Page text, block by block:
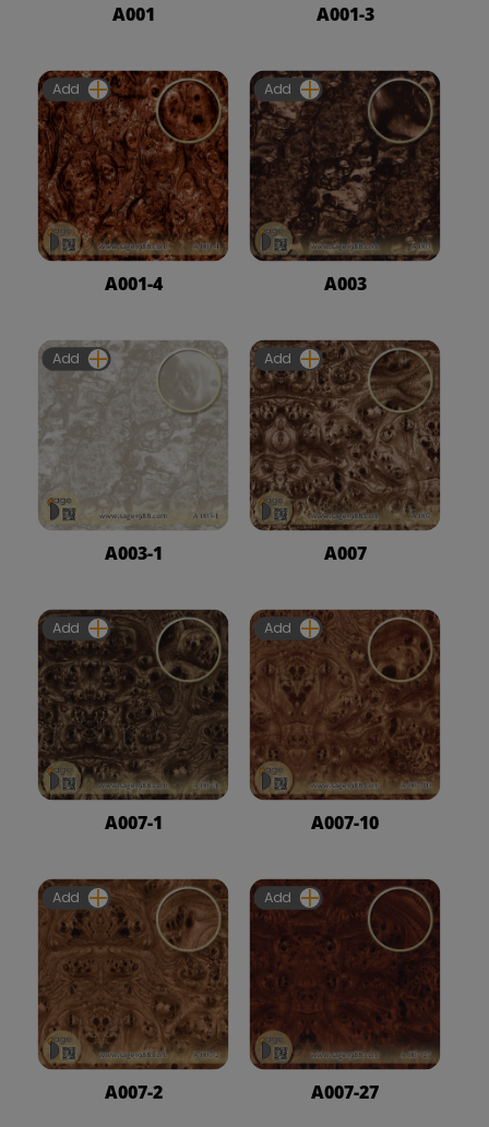
A001 A001-3
A001-4
Add
A003
Add
A003-1
Add
A007
Add
A007-1
Add
A007-10
Add
A007-2
Add
A007-27
Add